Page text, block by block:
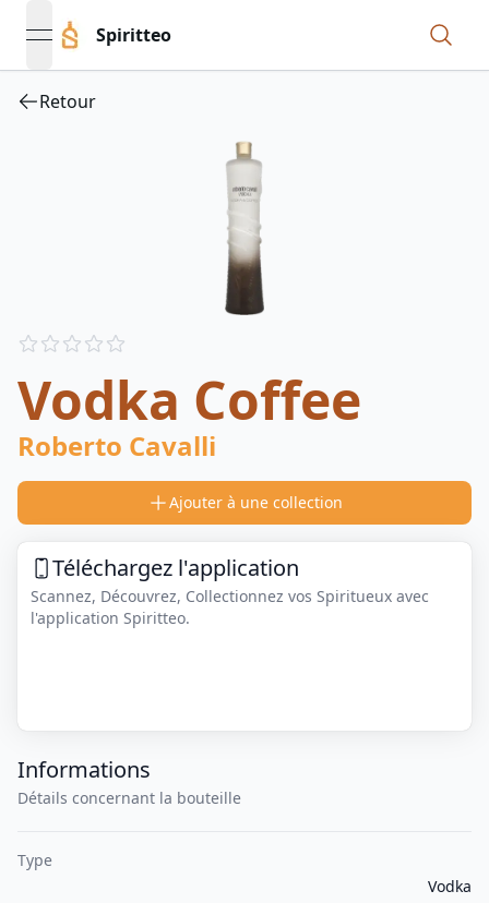
open navigation menu
Spiritteo
Retour
Reviews
Vodka Coffee
Roberto Cavalli
Ajouter à une collection
Téléchargez l'application
Scannez, Découvrez, Collectionnez vos Spiritueux avec
l'application Spiritteo.
Informations
Détails concernant la bouteille
Type
Vodka